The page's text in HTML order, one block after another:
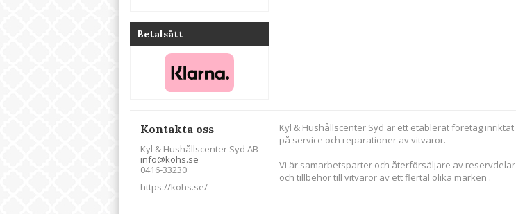
Betalsätt
Kontakta oss
Kyl & Hushållscenter Syd AB
info@kohs.se
0416-33230
https://kohs.se/
Kyl & Hushållscenter Syd är ett etablerat företag inriktat
på service och reparationer av vitvaror.
Vi är samarbetsparter och återförsäljare av reservdelar
och tillbehör till vitvaror av ett flertal olika märken .